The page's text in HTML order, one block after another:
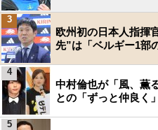
欧州初の日本人指揮
先”は「ベルギー1部
3
中村倫也が「風、薫
との「ずっと仲良く
4
5